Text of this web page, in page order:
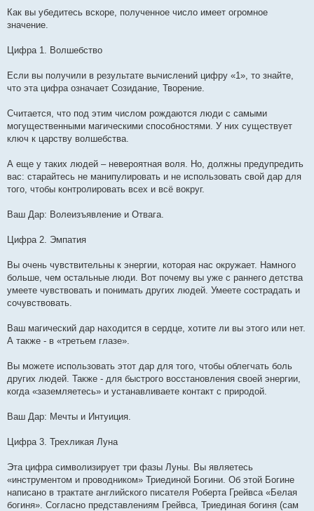
Как вы убедитесь вскоре, полученное число имеет огромное
значение.
Цифра 1. Волшебство
Если вы получили в результате вычислений цифру «1», то знайте,
что эта цифра означает Созидание, Творение.
Считается, что под этим числом рождаются люди с самыми
могущественными магическими способностями. У них существует
ключ к царству волшебства.
А еще у таких людей – невероятная воля. Но, должны предупредить
вас: старайтесь не манипулировать и не использовать свой дар для
того, чтобы контролировать всех и всё вокруг.
Ваш Дар: Волеизъявление и Отвага.
Цифра 2. Эмпатия
Вы очень чувствительны к энергии, которая нас окружает. Намного
больше, чем остальные люди. Вот почему вы уже с раннего детства
умеете чувствовать и понимать других людей. Умеете сострадать и
сочувствовать.
Ваш магический дар находится в сердце, хотите ли вы этого или нет.
А также - в «третьем глазе».
Вы можете использовать этот дар для того, чтобы облегчать боль
других людей. Также - для быстрого восстановления своей энергии,
когда «заземляетесь» и устанавливаете контакт с природой.
Ваш Дар: Мечты и Интуиция.
Цифра 3. Трехликая Луна
Эта цифра символизирует три фазы Луны. Вы являетесь
«инструментом и проводником» Триединой Богини. Об этой Богине
написано в трактате английского писателя Роберта Грейвса «Белая
богиня». Согласно представлениям Грейвса, Триединая богиня (сам